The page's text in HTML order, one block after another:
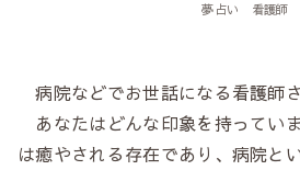
夢占い 看護師
病院などでお世話になる看護師さ
あなたはどんな印象を持ってい
は癒やされる存在であり、病院と